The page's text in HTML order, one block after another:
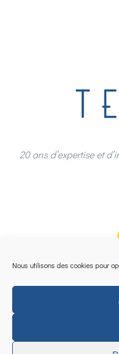
Nous utilisons des cookies pour
20 ans d’expertise et